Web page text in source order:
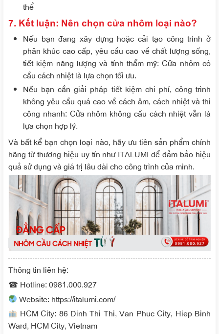
thể
7. Kết luận: Nên chọn cửa nhôm loại nào?
Nếu bạn đang xây dựng hoặc cải tạo công trình ở
phân khúc cao cấp, yêu cầu cao về chất lượng sống,
tiết kiệm năng lượng và tính thẩm mỹ:Cửa nhôm có
cầu cách nhiệtlà lựa chọn tối ưu.
Nếu bạn cần giải pháp tiết kiệm chi phí, công trình
không yêu cầu quá cao về cách âm, cách nhiệt và thi
công nhanh: Cửa nhôm không cầu cách nhiệt vẫn là
lựa chọn hợp lý.
Và bất kể bạn chọn loại nào, hãy ưu tiên sản phẩm chính
hãng từ thương hiệu uy tín nhưITALUMI để đảm bảo hiệu
quả sử dụng và giá trị lâu dài cho công trình của mình.
Thông tin liên hệ:
☎ Hotline: 0981.000.927
Website: https://italumi.com/
HCM City: 86 Dinh Thi Thi, Van Phuc City, Hiep Binh
Ward, HCM City, Vietnam